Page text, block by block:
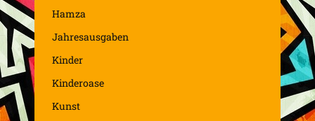
Hamza
Jahresausgaben
Kinder
Kinderoase
Kunst